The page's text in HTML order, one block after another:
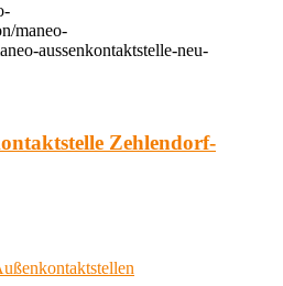
maneo-
aussenkontaktstelle-neu-
Zehlendorf-